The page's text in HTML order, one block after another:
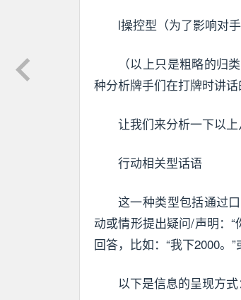
l操控型（为了影响对
（以上只是粗略的归
种分析牌手们在打牌时讲话
让我们来分析一下以
行动相关型话语
这一种类型包括通过
动或情形提出疑问/声明：“
回答，比如：“我下2000。”
以下是信息的呈现方式